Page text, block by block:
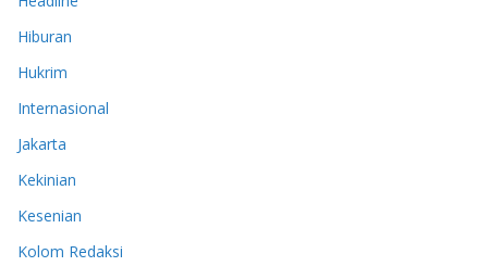
Hiburan
Hukrim
Internasional
Jakarta
Kekinian
Kesenian
Kolom Redaksi